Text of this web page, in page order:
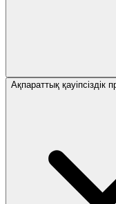
Ақпараттық қауіпсіздік